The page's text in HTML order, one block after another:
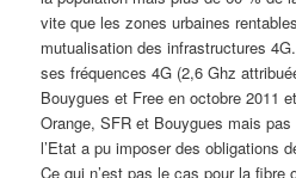
vite que les zones urbaines
mutualisation des infrastructures
ses fréquences 4G (2,6 Ghz
Bouygues et Free en octobre 2011
Orange, SFR et Bouygues mais
l’Etat a pu imposer des obligations
Ce qui n’est pas le cas pour la